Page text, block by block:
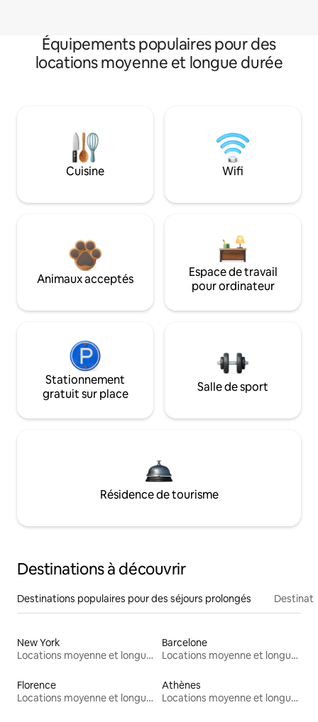
Équipements populaires pour des
locations moyenne et longue durée
Cuisine Wifi
Animaux acceptés
Espace de travail
pour ordinateur
Stationnement
gratuit sur place
Salle de sport
Résidence de tourisme
Destinations à découvrir
Destinations populaires pour des séjours prolongés
New York
Locations moyenne et longue durée
Barcelone
Locations moyenne et longue durée
Florence
Locations moyenne et longue durée
Athènes
Locations moyenne et longue durée